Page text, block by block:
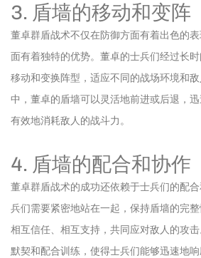
3. 盾墙的移动和变阵
董卓群盾战术不仅在防御方面有着出色的
面有着独特的优势。董卓的士兵们经过长
移动和变换阵型，适应不同的战场环境和
中，董卓的盾墙可以灵活地前进或后退，迅
有效地消耗敌人的战斗力。
4. 盾墙的配合和协作
董卓群盾战术的成功还依赖于士兵们的配
兵们需要紧密地站在一起，保持盾墙的完
相互信任、相互支持，共同应对敌人的攻
默契和配合训练，使得士兵们能够迅速地